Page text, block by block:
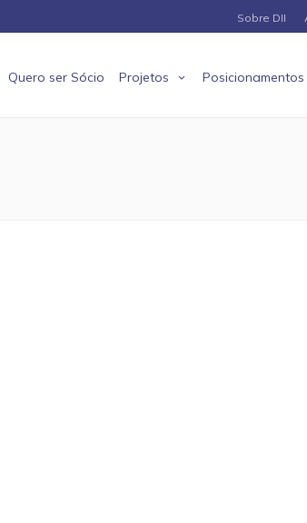
Sobre DII
Quero ser Sócio Projetos